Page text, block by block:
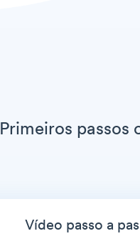
Primeiros passos
Vídeo passo a